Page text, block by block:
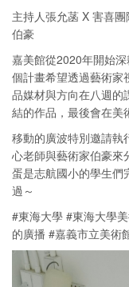
主持人張允菡 X 害喜
伯豪
嘉美館從2020年開始
個計畫希望透過藝術家
品媒材與方向在八週的
結的作品，最後會在美
移動的廣波特別邀請執
心老師與藝術家伯豪來
蛋是志航國小的學生們
過～
#東海大學 #東海大學
的廣播 #嘉義市立美術